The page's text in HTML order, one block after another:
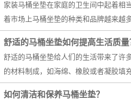
家装马桶坐垫在家庭的卫生间中起着相
着市场上马桶坐垫的种类和品牌越来越
舒适的马桶坐垫如何提高生活质量
舒适的马桶坐垫给人们的生活带来了许
的材料制成，如海绵、橡胶或者凝胶填
如何清洁和保养马桶坐垫？